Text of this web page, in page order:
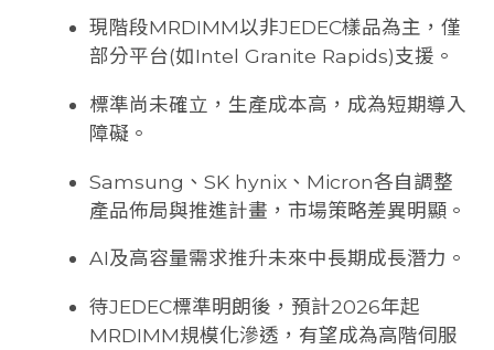
現階段MRDIMM以非JEDEC樣品為主，僅
部分平台(如Intel Granite Rapids)支援。
標準尚未確立，生產成本高，成為短期導入
障礙。
Samsung、SK hynix、Micron各自調整
產品佈局與推進計畫，市場策略差異明顯。
AI及高容量需求推升未來中長期成長潛力。
待JEDEC標準明朗後，預計2026年起
MRDIMM規模化滲透，有望成為高階伺服